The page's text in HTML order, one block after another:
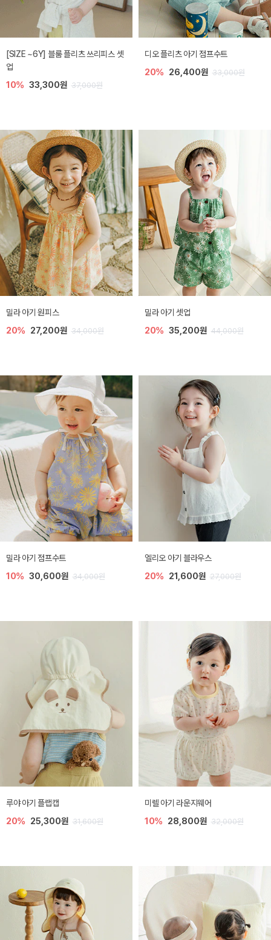
[SIZE ~6Y] 블룸 플리츠 쓰리피스 셋
업
10% 33,300원 37,000원
디오 플리츠 아기 점프수트
20% 26,400원 33,000원
밀라 아기 원피스
20% 27,200원 34,000원
밀라 아기 셋업
20% 35,200원 44,000원
밀라 아기 점프수트
10% 30,600원 34,000원
엘리오 아기 블라우스
20% 21,600원 27,000원
루야 아기 플랩캡
20% 25,300원 31,600원
미렐 아기 라운지웨어
10% 28,800원 32,000원